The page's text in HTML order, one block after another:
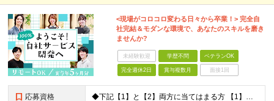
<現場がコロコロ変わる日々から卒業！> 完全自
社完結＆モダンな環境で、あなたのスキルを磨き
ませんか?
未経験歓迎 学歴不問 ベテランOK
完全週休2日 賞与複数月 面接1回
応募資格 ◆下記【1】と【2】両方に当てはまる方 【1】Webアプリ開発：3年以上 【2】下記いずれか3年以上のご経験 C#、SQL、JavaScript、HTML+CSS、React、PHP、Larave